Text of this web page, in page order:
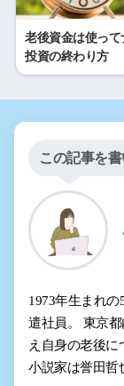
老後資金は使っ
投資の終わり方
この記事を
1973年生まれ
遣社員。 東京
え自身の老後に
小説家は誉田哲